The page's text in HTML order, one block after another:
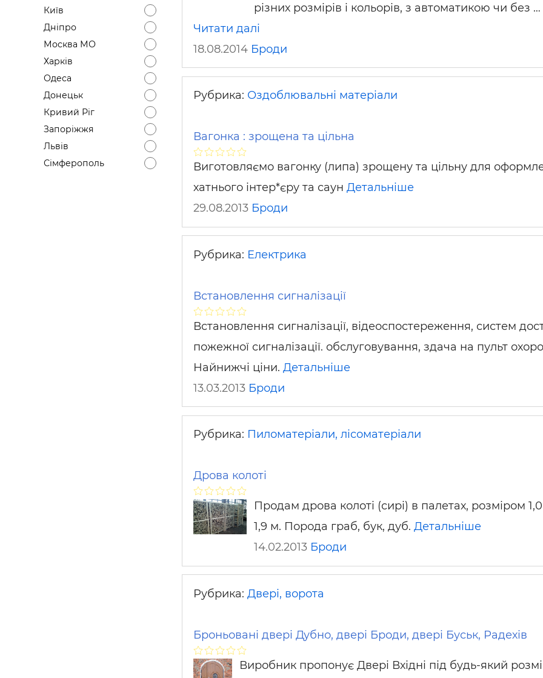
Київ
Дніпро
Москва МО
Харків
Одеса
Донецьк
Кривий Ріг
Запоріжжя
Львів
Сімферополь
різних розмірів і кольорів, з автоматикою чи без …
Читати далі
18.08.2014 Броди
Рубрика: Оздоблювальні матеріали
Вагонка : зрощена та цільна
Виготовляємо вагонку (липа) зрощену та цільну для
хатнього інтер*єру та саун Детальніше
29.08.2013 Броди
Рубрика: Електрика
Встановлення сигналізації
Встановлення сигналізації, відеоспостереження, систем
пожежної сигналізації. обслуговування, здача на пульт
Найнижчі ціни. Детальніше
13.03.2013 Броди
Рубрика: Пиломатеріали, лісоматеріали
Дрова колоті
Продам дрова колоті (сирі) в палетах, розміром 1,0
1,9 м. Порода граб, бук, дуб. Детальніше
14.02.2013 Броди
Рубрика: Двері, ворота
Броньовані двері Дубно, двері Броди, двері Буськ, Радехів
Виробник пропонує Двері Вхідні під будь-який